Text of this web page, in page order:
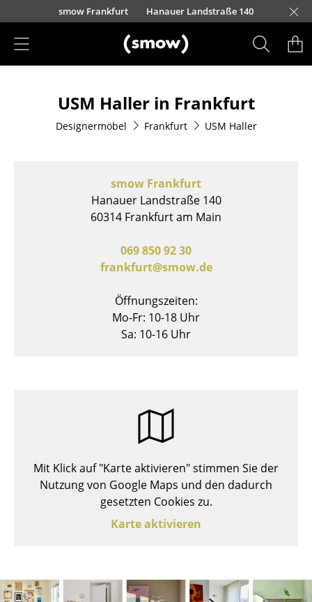
Direkt zum Inhalt
10039
Lorettostraße 28
Straße 30-32
smow Frankfurt Hanauer Landstraße 140
smow Freiburg
smow Hamburg
smow Hannover
smow Kempten
smow Köln
smow Konstanz
smow Leipzig
smow Solothurn
smow Mainz
smow München
smow Nürnberg
smow Schwarzwald
smow Stuttgart
Sitzmöbel
Esszimmerstühle
Loungesessel
Freischwinger
Schaukelstühle
Bürodrehstühle
Konferenzstühle
Einzelteile
USM Haller in Frankfurt
Designermöbel Frankfurt USM Haller
smow Frankfurt
Hanauer Landstraße 140
60314 Frankfurt am Main
069 850 92 30
frankfurt@smow.de
Öffnungszeiten:
Mo-Fr: 10-18 Uhr
Sa: 10-16 Uhr
Mit Klick auf "Karte aktivieren" stimmen Sie der
Nutzung von Google Maps und den dadurch
gesetzten Cookies zu.
Karte aktivieren